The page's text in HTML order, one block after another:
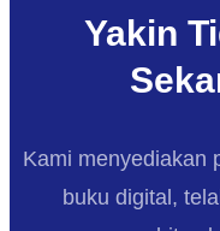
Yakin
Kami menyediakan
buku digital,